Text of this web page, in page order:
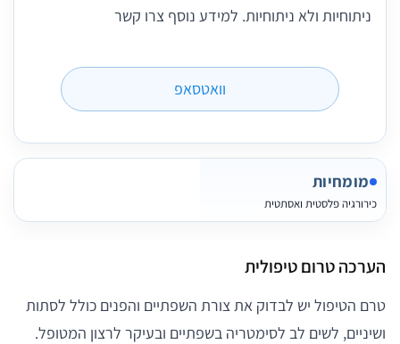
ניתוחיות ולא ניתוחיות. למידע נוסף צרו קשר
וואטסאפ
מומחיות
כירורגיה פלסטית ואסתטית
הערכה טרום טיפולית
טרם הטיפול יש לבדוק את צורת השפתיים והפנים כולל לסתות
ושיניים, לשים לב לסימטריה בשפתיים ובעיקר לרצון המטופל.